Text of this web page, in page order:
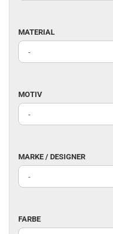
MATERIAL
MATERIAL
MOTIV
MOTIV
MARKE
/
DESIGNER
MARKE / DESIGNER
FARBE
FARBE